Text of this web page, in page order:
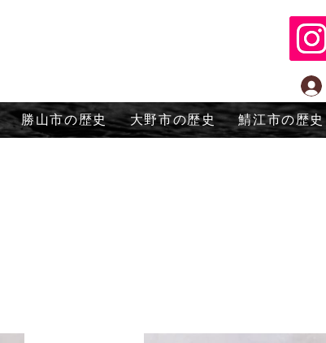
勝山市の歴史 大野市の歴史 鯖江市の歴史